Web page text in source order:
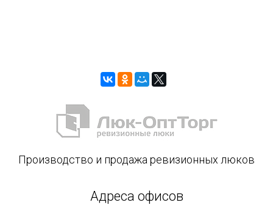
Производство и продажа ревизионных люков
Адреса офисов